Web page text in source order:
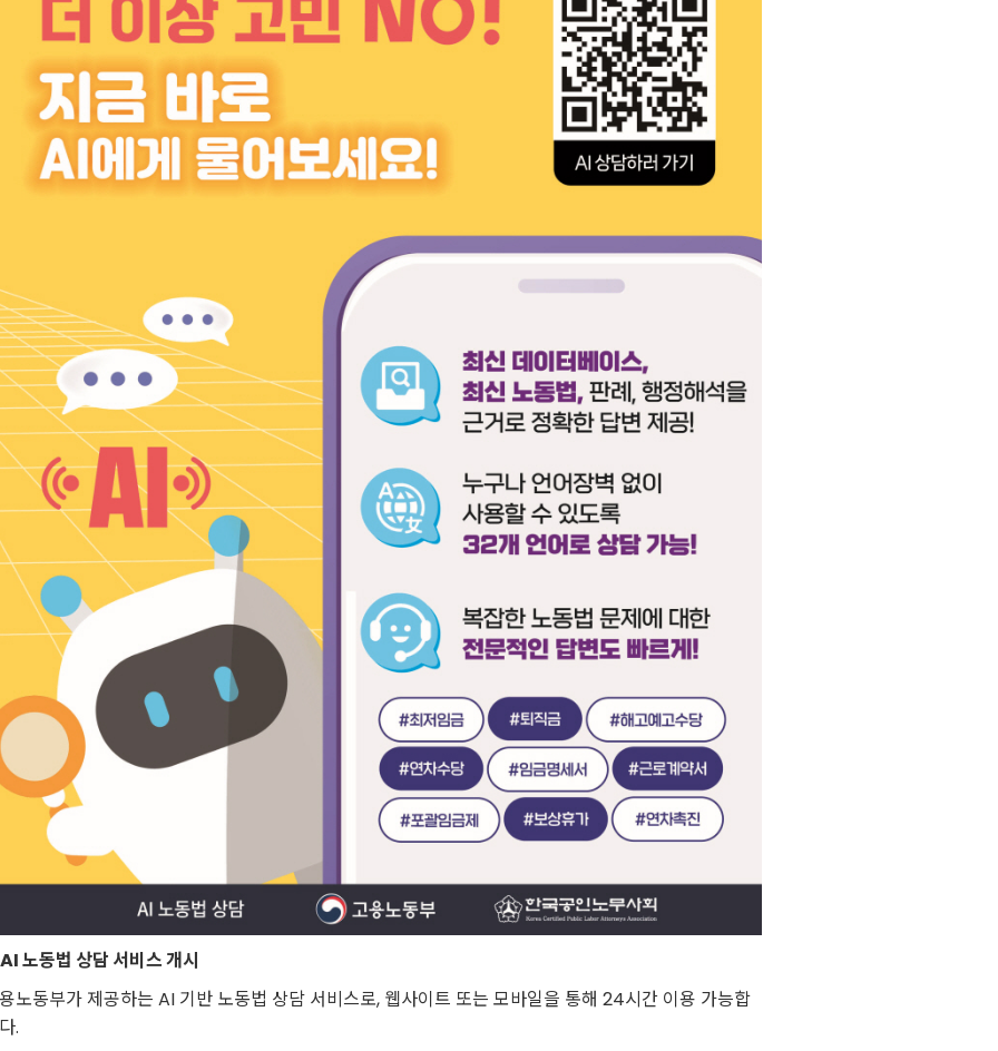
노동법 상담 서비스 개시
노동부가 제공하는 AI 기반 노동법 상담 서비스로, 웹사이트 또는 모바일을 통해 24시간 이용 가능합
.